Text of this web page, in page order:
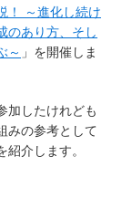
！ ～進化し続け
のあり方、そし
～ 」を開催しま
加したけれども
みの参考として
介します。